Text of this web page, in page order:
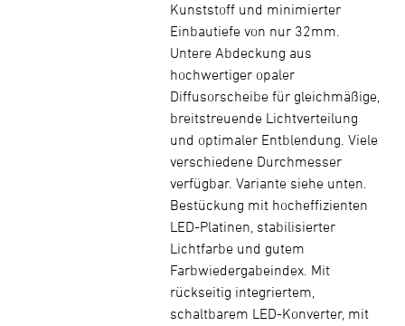
Kunststoff und minimierter
Einbautiefe von nur 32mm.
Untere Abdeckung aus
hochwertiger opaler
Diffusorscheibe für gleichmäßige,
breitstreuende Lichtverteilung
und optimaler Entblendung. Viele
verschiedene Durchmesser
verfügbar. Variante siehe unten.
Bestückung mit hocheffizienten
LED-Platinen, stabilisierter
Lichtfarbe und gutem
Farbwiedergabeindex. Mit
rückseitig integriertem,
schaltbarem LED-Konverter, mit